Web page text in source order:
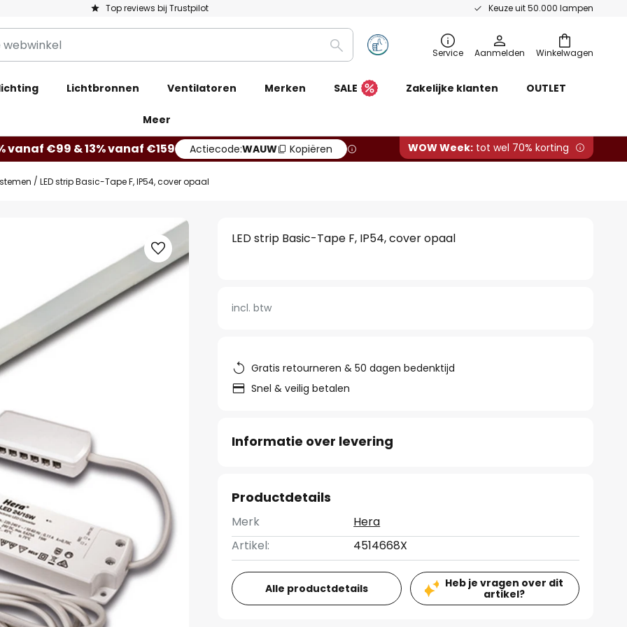
Top reviews bij Trustpilot Keuze uit 50.000 lampen
Winkelwagen
Zoeken Service Aanmelden
Lichtbronnen Ventilatoren Merken SALE Zakelijke klanten OUTLET
Meer
vanaf €99 & 13% vanaf €159 Actiecode:WAUW Kopiëren WOW Week: tot wel 70% korting
LED strip Basic-Tape F, IP54, cover opaal
LED strip Basic-Tape F, IP54, cover opaal
incl. btw
Gratis retourneren & 50 dagen bedenktijd
Snel & veilig betalen
Informatie over levering
Productdetails
Merk
Hera
Artikel:
4514668X
Alle productdetails
Heb je vragen over dit
artikel?